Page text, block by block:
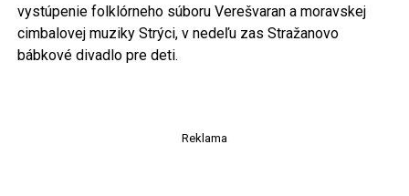
vystúpenie folklórneho súboru Verešvaran a moravskej
cimbalovej muziky Strýci, v nedeľu zas Stražanovo
bábkové divadlo pre deti.
Reklama